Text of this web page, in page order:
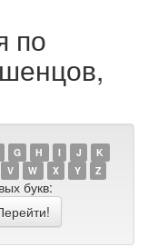
по
G H I J
K
V W X Y Z
букв: